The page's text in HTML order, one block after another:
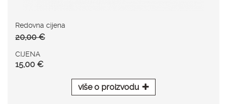
Redovna cijena
20,00 €
CIJENA
15,00 €
više o proizvodu